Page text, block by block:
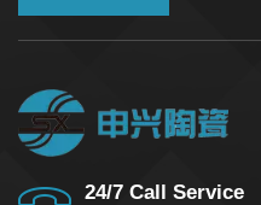
24/7 Call Service